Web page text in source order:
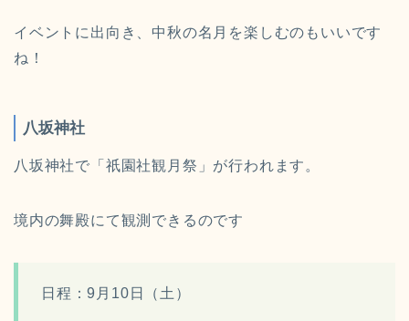
イベントに出向き、中秋の名月を楽しむのもいいです
ね！
八坂神社
八坂神社で「祇園社観月祭」が行われます。
境内の舞殿にて観測できるのです
日程：9月10日（土）